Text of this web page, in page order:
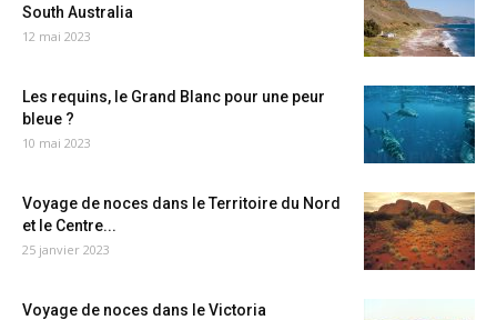
South Australia
12 mai 2023
Les requins, le Grand Blanc pour une peur
bleue ?
10 mai 2023
Voyage de noces dans le Territoire du Nord
et le Centre...
25 janvier 2023
Voyage de noces dans le Victoria